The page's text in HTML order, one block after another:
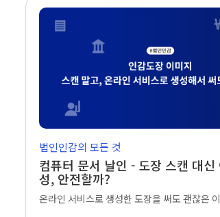
컴퓨터 문서 날인 - 도장 스캔 대신
성, 안전할까?
온라인 서비스로 생성한 도장을 써도 괜찮은
법인인감의 모든 것